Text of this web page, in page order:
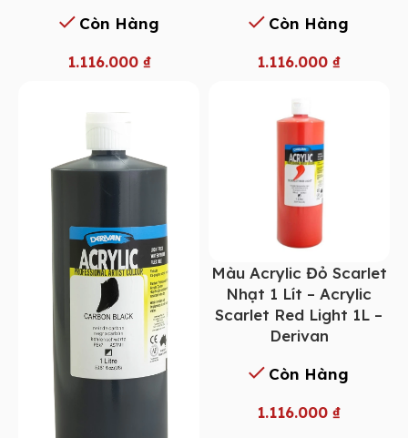
Còn Hàng
1.116.000 ₫
Còn Hàng
1.116.000₫
Màu Acrylic Đỏ Scarlet
Nhạt 1 Lít – Acrylic
Scarlet Red Light 1L –
Derivan
Còn Hàng
1.116.000₫